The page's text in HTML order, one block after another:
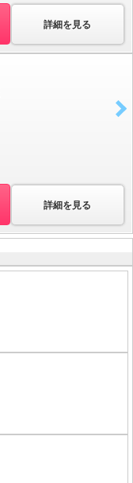
詳細を見る
詳細を見る